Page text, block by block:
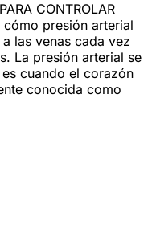
CONTROLAR
cómo presión arterial
las venas cada vez
La presión arterial se
cuando el corazón
conocida como